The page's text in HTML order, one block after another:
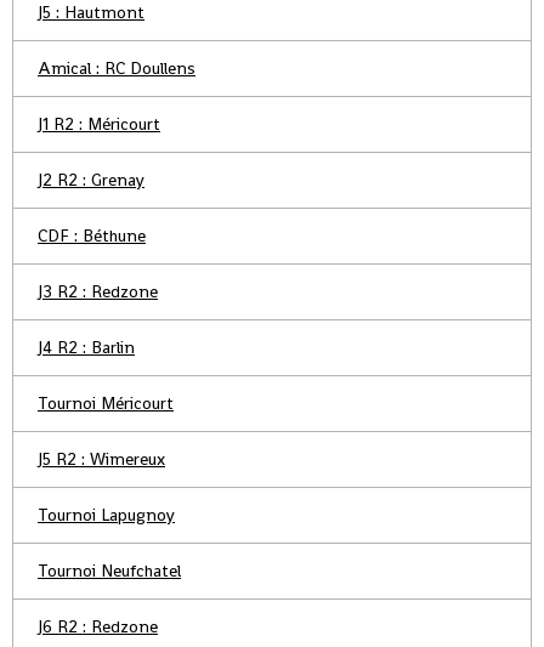
J5 : Hautmont
Amical : RC Doullens
J1 R2 : Méricourt
J2 R2 : Grenay
CDF : Béthune
J3 R2 : Redzone
J4 R2 : Barlin
Tournoi Méricourt
J5 R2 : Wimereux
Tournoi Lapugnoy
Tournoi Neufchatel
J6 R2 : Redzone